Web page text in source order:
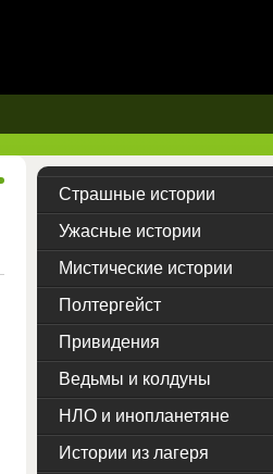
Страшные истории
Ужасные истории
Мистические истории
Полтергейст
Привидения
Ведьмы и колдуны
НЛО и инопланетяне
Истории из лагеря